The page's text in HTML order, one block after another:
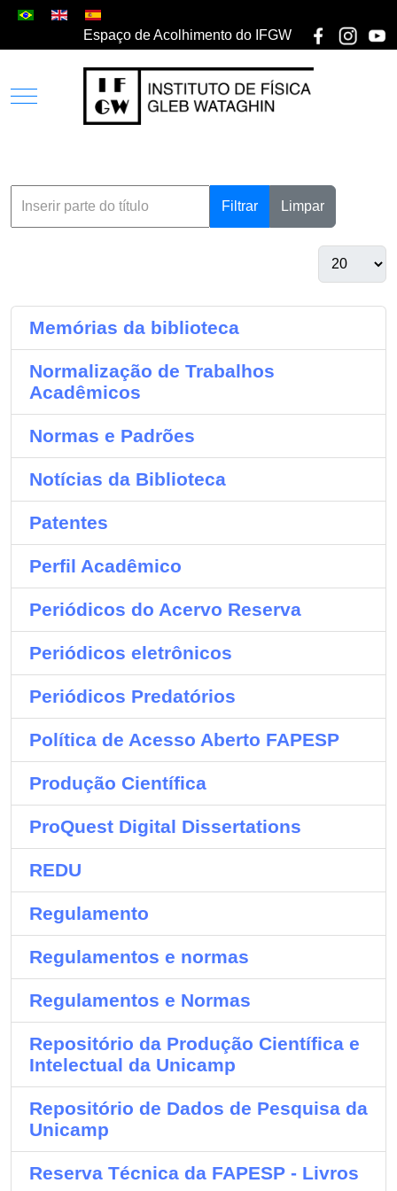
Espaço de Acolhimento do IFGW
Filtrar Limpar
Memórias da biblioteca
Normalização de Trabalhos
Acadêmicos
Normas e Padrões
Notícias da Biblioteca
Patentes
Perfil Acadêmico
Periódicos do Acervo Reserva
Periódicos eletrônicos
Periódicos Predatórios
Política de Acesso Aberto FAPESP
Produção Científica
ProQuest Digital Dissertations
REDU
Regulamento
Regulamentos e normas
Regulamentos e Normas
Repositório da Produção Científica e
Intelectual da Unicamp
Repositório de Dados de Pesquisa da
Unicamp
Reserva Técnica da FAPESP - Livros